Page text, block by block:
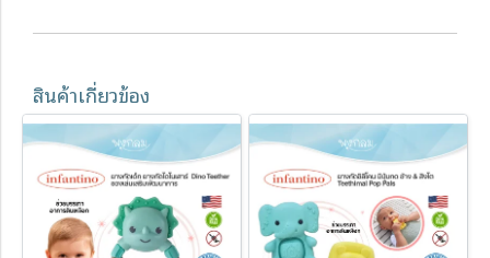
สินค้าเกี่ยวข้อง